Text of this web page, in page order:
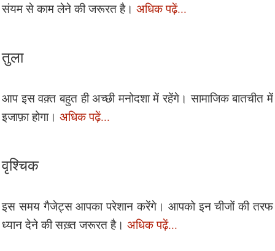
संयम से काम लेने की जरूरत है। अधिक पढ़ें...
तुला
आप इस वक़्त बहुत ही अच्छी मनोदशा में रहेंगे। सामाजिक बातचीत में
इजाफ़ा होगा। अधिक पढ़ें...
वृश्चिक
इस समय गैजेट्स आपका परेशान करेंगे। आपको इन चीजों की तरफ
ध्यान देने की सख़्त जरूरत है। अधिक पढ़ें...